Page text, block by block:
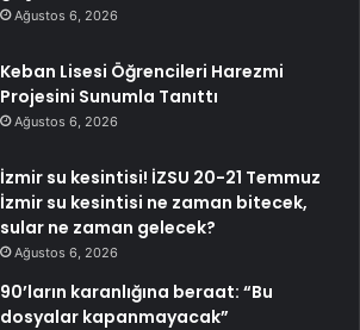
Ağustos 6, 2026
Keban Lisesi Öğrencileri Harezmi
Projesini Sunumla Tanıttı
Ağustos 6, 2026
İzmir su kesintisi! İZSU 20-21 Temmuz
İzmir su kesintisi ne zaman bitecek,
sular ne zaman gelecek?
Ağustos 6, 2026
90’ların karanlığına beraat: “Bu
dosyalar kapanmayacak”